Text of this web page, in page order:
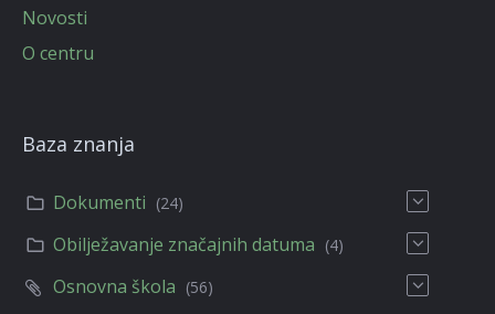
Novosti
O centru
Baza znanja
Dokumenti (24)
Obilježavanje značajnih datuma (4)
Osnovna škola (56)